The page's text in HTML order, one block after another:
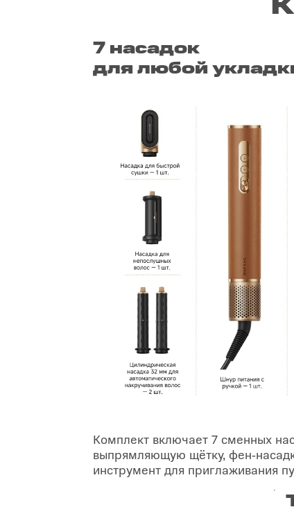
7 насадок
для любой
Комплект включает 7 сменных
выпрямляющую щётку,
инструмент для приглаживания